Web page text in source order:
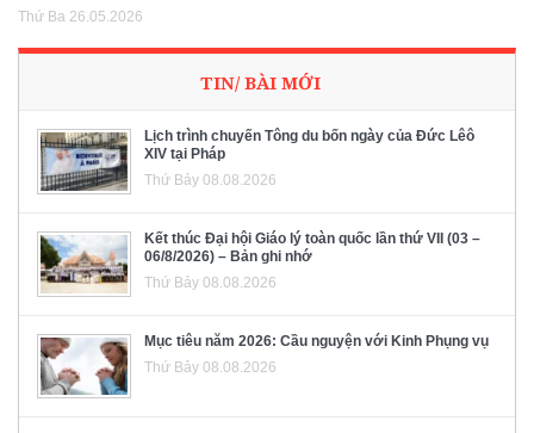
Thứ Ba 26.05.2026
TIN/ BÀI MỚI
Lịch trình chuyến Tông du bốn ngày của Đức Lêô
XIV tại Pháp
Thứ Bảy 08.08.2026
Kết thúc Đại hội Giáo lý toàn quốc lần thứ VII (03 –
06/8/2026) – Bản ghi nhớ
Thứ Bảy 08.08.2026
Mục tiêu năm 2026: Cầu nguyện với Kinh Phụng vụ
Thứ Bảy 08.08.2026